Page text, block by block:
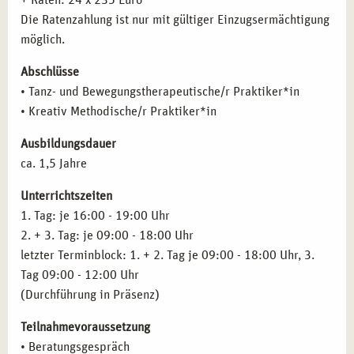
Sie in integrativen und heilpädagogischen
Einrichtungen oder in der Musik- und Tanzpädagogik.
mit lokalen Kliniken und sozialen Einrichtungen, was Ihren
Berufseinstieg nach der Ausbildung erheblich erleichtert.
Therapeutische Haltung
Therapeutische Beziehung
Der kreative Prozess
Zielgruppenspezifisches Arbeiten
Arbeit in der Traumatherapie
Arbeit mit Kindern und Jugendlichen
Kulturpädagogik
Arbeit in der Heilpädagogik
Psychopathologie
Klinische Pathologie
Praxistraining, Supervision und Selbsterfahrung
Inhalte des Basismoduls
Die Ratenzahlung ist nur mit gültiger Einzugsermächtigung
möglich.
Abschlüsse
• Tanz- und Bewegungstherapeutische/r Praktiker*in
• Kreativ Methodische/r Praktiker*in
Ausbildungsdauer
ca. 1,5 Jahre
Unterrichtszeiten
1. Tag: je 16:00 - 19:00 Uhr
2. + 3. Tag: je 09:00 - 18:00 Uhr
letzter Terminblock: 1. + 2. Tag je 09:00 - 18:00 Uhr, 3.
Tag 09:00 - 12:00 Uhr
(Durchführung in Präsenz)
Teilnahmevoraussetzung
• Beratungsgespräch